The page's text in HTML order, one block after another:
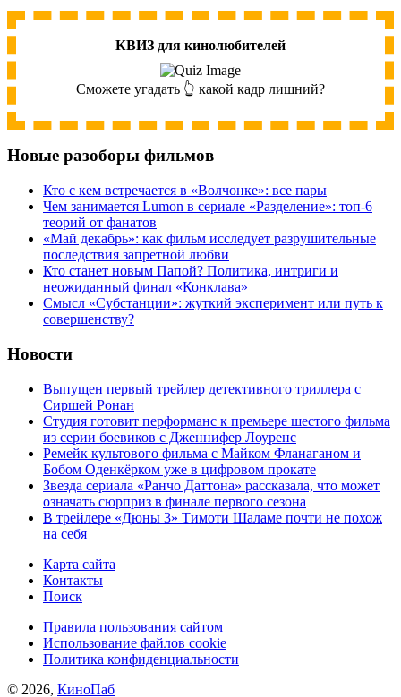
КВИЗ для кинолюбителей
Сможете угадать 👆 какой кадр лишний?
Новые разоборы фильмов
Кто с кем встречается в «Волчонке»: все пары
Чем занимается Lumon в сериале «Разделение»: топ-6
теорий от фанатов
«Май декабрь»: как фильм исследует разрушительные
последствия запретной любви
Кто станет новым Папой? Политика, интриги и
неожиданный финал «Конклава»
Cмысл «Субстанции»: жуткий эксперимент или путь к
совершенству?
Новости
Выпущен первый трейлер детективного триллера с
Сиршей Ронан
Студия готовит перформанс к премьере шестого фильма
из серии боевиков с Дженнифер Лоуренс
Ремейк культового фильма с Майком Фланаганом и
Бобом Оденкёрком уже в цифровом прокате
Звезда сериала «Ранчо Даттона» рассказала, что может
означать сюрприз в финале первого сезона
В трейлере «Дюны 3» Тимоти Шаламе почти не похож
на себя
Карта сайта
Контакты
Поиск
Правила пользования сайтом
Использование файлов cookie
Политика конфиденциальности
© 2026, КиноПаб